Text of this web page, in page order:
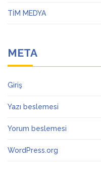
TİM MEDYA
META
Giriş
Yazı beslemesi
Yorum beslemesi
WordPress.org